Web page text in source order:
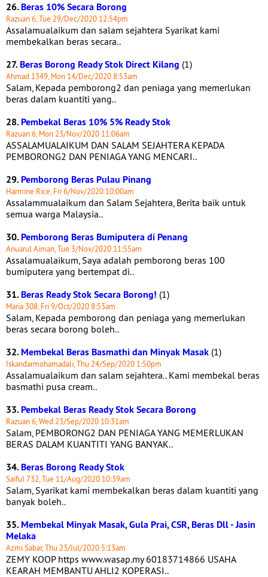
26.Beras 10% Secara Borong
Razuan 6, Tue 29/Dec/2020 12:54pm
Assalamualaikum dan salam sejahtera Syarikat kami
membekalkan beras secara..
27.Beras Borong Ready Stok Direct Kilang (1)
Ahmad 1349, Mon 14/Dec/2020 8:53am
Salam, Kepada pemborong2 dan peniaga yang memerlukan
beras dalam kuantiti yang..
28.Pembekal Beras 10% 5% Ready Stok
Razuan 6, Mon 23/Nov/2020 11:06am
ASSALAMUALAIKUM DAN SALAM SEJAHTERA KEPADA
PEMBORONG2 DAN PENIAGA YANG MENCARI..
29.Pemborong Beras Pulau Pinang
Harmine Rice, Fri 6/Nov/2020 10:00am
Assalammualaikum dan Salam Sejahtera, Berita baik untuk
semua warga Malaysia..
30.Pemborong Beras Bumiputera di Penang
Anuarul Aiman, Tue 3/Nov/2020 11:55am
Assalamualaikum, Saya adalah pemborong beras 100
bumiputera yang bertempat di..
31.Beras Ready Stok Secara Borong! (1)
Maria 308, Fri 9/Oct/2020 8:53am
Salam, Kepada pemborong dan peniaga yang memerlukan
beras secara borong boleh..
32.Membekal Beras Basmathi dan Minyak Masak (1)
Iskandarmohamadali, Thu 24/Sep/2020 1:50pm
Assalamualaikum dan salam sejahtera.. Kami membekal beras
basmathi pusa cream..
33.Pembekal Beras Ready Stok Secara Borong
Razuan 6, Wed 23/Sep/2020 10:31am
Salam, PEMBORONG2 DAN PENIAGA YANG MEMERLUKAN
BERAS DALAM KUANTITI YANG BANYAK..
34.Beras Borong Ready Stok
Saiful 732, Tue 11/Aug/2020 10:39am
Salam, Syarikat kami membekalkan beras dalam kuantiti yang
banyak boleh..
35.Membekal Minyak Masak, Gula Prai, CSR, Beras Dll - Jasin
Melaka
Azmi Sabar, Thu 23/Jul/2020 5:13am
ZEMY KOOP https www.wasap.my 60183714866 USAHA
KEARAH MEMBANTU AHLI2 KOPERASI..